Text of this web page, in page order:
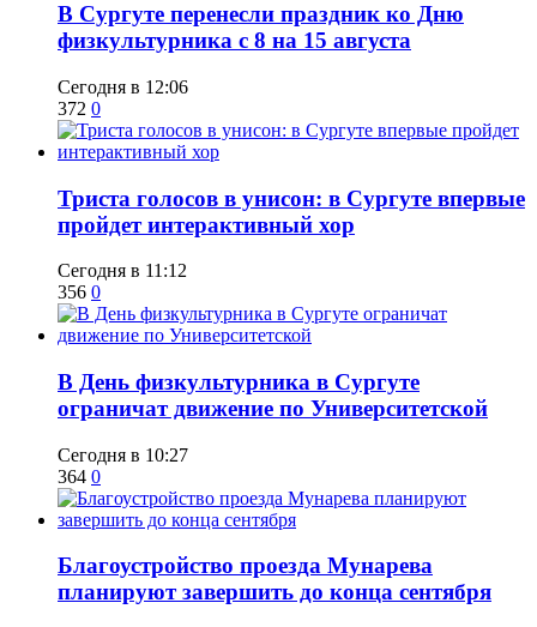
​В Сургуте перенесли праздник ко Дню
физкультурника с 8 на 15 августа
Сегодня в 12:06
372 0
​Триста голосов в унисон: в Сургуте впервые
пройдет интерактивный хор
Сегодня в 11:12
356 0
​В День физкультурника в Сургуте
ограничат движение по Университетской
Сегодня в 10:27
364 0
Благоустройство проезда Мунарева
планируют завершить до конца сентября